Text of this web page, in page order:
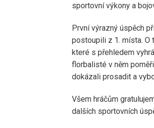
sportovní výkony a
První výrazný úspěch
postoupili z 1. místa. O
které s přehledem
florbalisté v něm
dokázali prosadit a
Všem hráčům
dalších sportovních